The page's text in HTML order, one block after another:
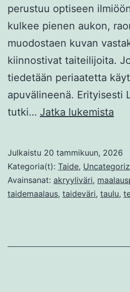
perustuu optiseen
kulkee pienen aukon,
muodostaen kuvan
kiinnostivat taiteilijoita.
tiedetään periaatetta
apuvälineenä. Erityisesti
tutki… Jatka lukemista
Julkaistu 20 tammikuun, 2026
Kategoria(t): Taide,
Avainsanat: akryyliväri,
taidemaalaus, taideväri, taulu,